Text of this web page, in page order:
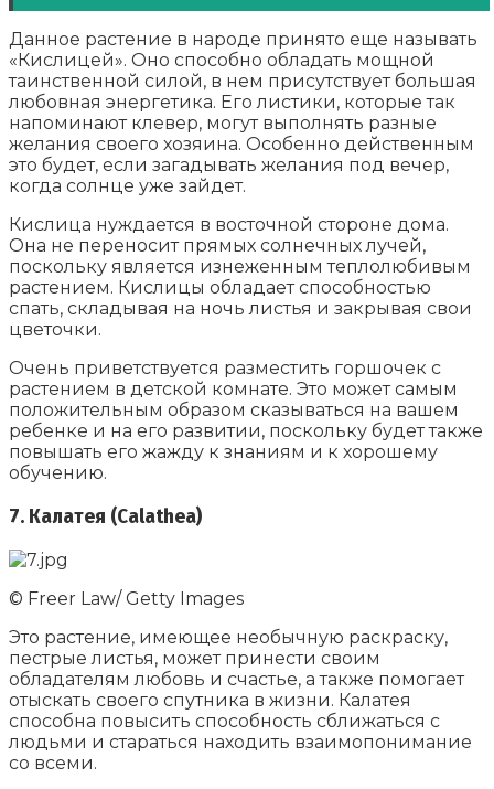
Данное растение в народе принято еще называть
«Кислицей». Оно способно обладать мощной
таинственной силой, в нем присутствует большая
любовная энергетика. Его листики, которые так
напоминают клевер, могут выполнять разные
желания своего хозяина. Особенно действенным
это будет, если загадывать желания под вечер,
когда солнце уже зайдет.
Кислица нуждается в восточной стороне дома.
Она не переносит прямых солнечных лучей,
поскольку является изнеженным теплолюбивым
растением. Кислицы обладает способностью
спать, складывая на ночь листья и закрывая свои
цветочки.
Очень приветствуется разместить горшочек с
растением в детской комнате. Это может самым
положительным образом сказываться на вашем
ребенке и на его развитии, поскольку будет также
повышать его жажду к знаниям и к хорошему
обучению.
7. Калатея (Calathea)
© Freer Law/ Getty Images
Это растение, имеющее необычную раскраску,
пестрые листья, может принести своим
обладателям любовь и счастье, а также помогает
отыскать своего спутника в жизни. Калатея
способна повысить способность сближаться с
людьми и стараться находить взаимопонимание
со всеми.